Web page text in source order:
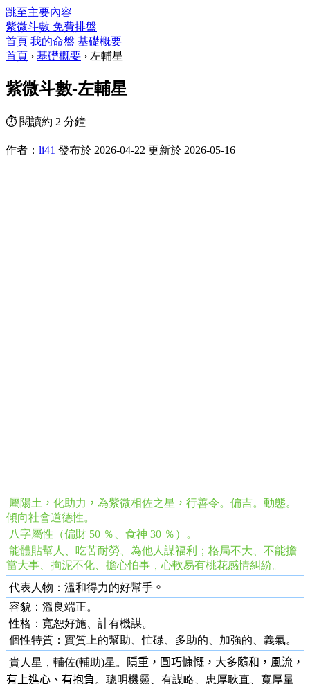
跳至主要內容
紫微斗數 免費排盤
首頁 我的命盤 基礎概要
首頁 › 基礎概要 › 左輔星
紫微斗數-左輔星
⏱ 閱讀約 2 分鐘
作者： li41 發布於 2026-04-22 更新於 2026-05-16
屬陽土 ， 化助力 ， 為紫微相佐之星 ， 行善令。偏吉。動態。
傾向社會道德性。
八字屬性（偏財 50 ％、食神 30 ％）。
能體貼幫人、吃苦耐勞、為他人謀福利；格局不大、不能擔
當大事、拘泥不化、擔心怕事，心軟易有桃花感情糾紛。
代表人物：溫和得力的好幫手 。
容貌：溫良端正。
性格：寬恕好施、計有機謀。
個性特質：實質上的幫助、忙碌、多助的、加強的、義氣。
貴人星，輔佐(輔助)星。
隱重，圓巧慷慨，大多隨和，風流，
有上進心、有抱負 。聰明機靈、有謀略、忠厚耿直、寬厚量